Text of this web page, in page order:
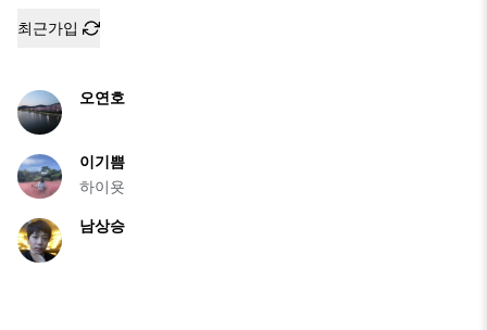
최근가입
오연호
이기쁨
하이욧
남상승